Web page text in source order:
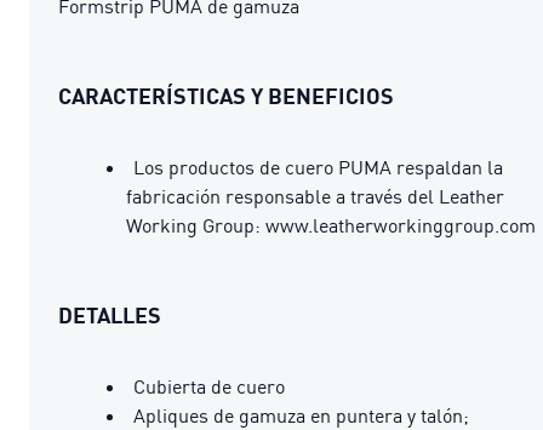
Formstrip PUMA de gamuza
CARACTERÍSTICAS Y BENEFICIOS
Los productos de cuero PUMA respaldan la
fabricación responsable a través del Leather
Working Group: www.leatherworkinggroup.com
DETALLES
Cubierta de cuero
Apliques de gamuza en puntera y talón;